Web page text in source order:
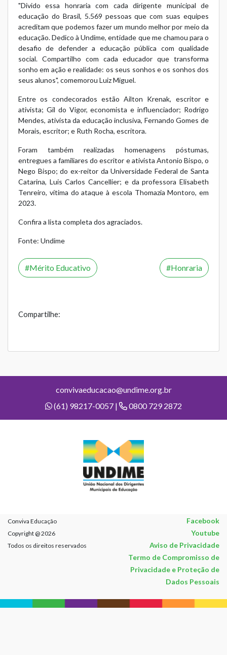
"Divido essa honraria com cada dirigente municipal de
educação do Brasil, 5.569 pessoas que com suas equipes
acreditam que podemos fazer um mundo melhor por meio da
educação. Dedico à Undime, entidade que me chamou para o
desafio de defender a educação pública com qualidade
social. Compartilho com cada educador que transforma
sonho em ação e realidade: os seus sonhos e os sonhos dos
seus alunos", comemorou Luiz Miguel.
Entre os condecorados estão Ailton Krenak, escritor e
ativista; Gil do Vigor, economista e influenciador; Rodrigo
Mendes, ativista da educação inclusiva, Fernando Gomes de
Morais, escritor; e Ruth Rocha, escritora.
Foram também realizadas homenagens póstumas,
entregues a familiares do escritor e ativista Antonio Bispo, o
Nego Bispo; do ex-reitor da Universidade Federal de Santa
Catarina, Luis Carlos Cancellier; e da professora Elisabeth
Tenreiro, vítima do ataque à escola Thomazia Montoro, em
2023.
Confira a lista completa dos agraciados.
Fonte: Undime
Mérito Educativo Honraria
Compartilhe:
convivaeducacao@undime.org.br
(61) 98217-0057 |
0800 729 2872
Conviva Educação Facebook
Copyright @ 2026 Youtube
Todos os direitos reservados
Aviso de Privacidade
Termo de Compromisso de
Privacidade e Proteção de
Dados Pessoais